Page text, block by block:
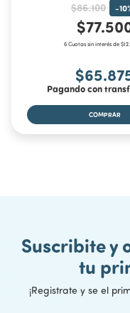
$86.100 -10
6 Cuotas sin interés de
Pagando con
Suscribite y
tu
¡Registrate y se el